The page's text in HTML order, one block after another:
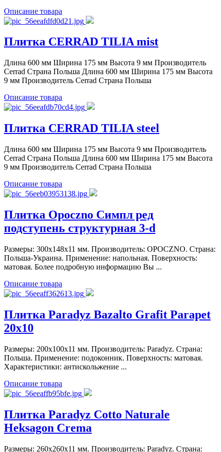
Описание товара
Плитка CERRAD TILIA mist
Длина 600 мм Ширина 175 мм Высота 9 мм Производитель
Cerrad Страна Польша Длина 600 мм Ширина 175 мм Высота
9 мм Производитель Cerrad Страна Польша
Описание товара
Плитка CERRAD TILIA steel
Длина 600 мм Ширина 175 мм Высота 9 мм Производитель
Cerrad Страна Польша Длина 600 мм Ширина 175 мм Высота
9 мм Производитель Cerrad Страна Польша
Описание товара
Плитка Opoczno Симпл ред
подступень структурная 3-d
Размеры: 300x148x11 мм. Производитель: OPOCZNO. Страна:
Польша-Украина. Применение: напольная. Поверхность:
матовая. Более подробную информацию Вы ...
Описание товара
Плитка Paradyz Bazalto Grafit Parapet
20x10
Размеры: 200x100x11 мм. Производитель: Paradyz. Страна:
Польша. Применение: подоконник. Поверхность: матовая.
Характеристики: антискольжение ...
Описание товара
Плитка Paradyz Cotto Naturale
Heksagon Crema
Размеры: 260x260x11 мм. Производитель: Paradyz. Страна: